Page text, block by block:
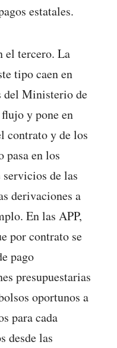
estatales.
el tercero. La
tipo caen en
del Ministerio de
y pone en
contrato y de los
pasa en los
de las
derivaciones a
En las APP,
por contrato se
pago
presupuestarias
oportunos a
para cada
desde las